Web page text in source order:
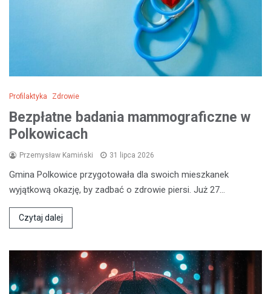
Profilaktyka Zdrowie
Bezpłatne badania mammograficzne w
Polkowicach
Przemysław Kamiński 31 lipca 2026
Gmina Polkowice przygotowała dla swoich mieszkanek
wyjątkową okazję, by zadbać o zdrowie piersi. Już 27…
Czytaj dalej